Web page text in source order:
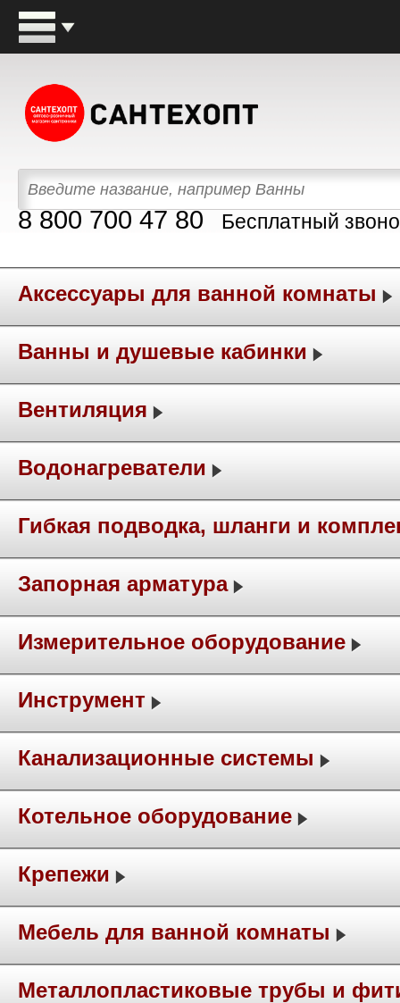
8 800 700 47 80 Бесплатный
Аксессуары для ванной комнаты
Ванны и душевые кабинки
Вентиляция
Водонагреватели
Гибкая подводка, шланги и
Запорная арматура
Измерительное оборудование
Инструмент
Канализационные системы
Котельное оборудование
Крепежи
Мебель для ванной комнаты
Металлопластиковые трубы и